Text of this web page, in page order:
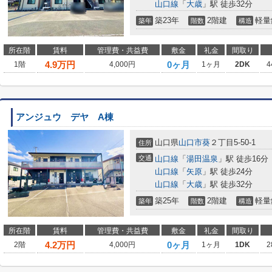
山口線 「 大歳 」駅 徒歩32分
築年 築23年 階数 2階建 構造 軽
所在階 賃料 管理費・共益費 敷金 礼金
間取り
1階
4.9万円 4,000円 0ヶ月 1ヶ月 2DK
アンジュウ デヤ A棟
住所 山口県山口市葵 ２丁目5-50-1
交通 山口線 「 湯田温泉 」駅 徒歩16分
山口線 「 矢原 」駅 徒歩24分
山口線 「 大歳 」駅 徒歩32分
築年 築25年 階数 2階建 構造 軽
所在階 賃料 管理費・共益費 敷金 礼金
間取り
2階
4.2万円 4,000円 0ヶ月 1ヶ月 1DK